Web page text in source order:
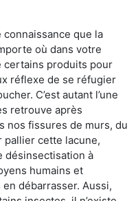
que la
où dans votre
certains produits pour
réflexe de se réfugier
C’est autant l’une
retrouve après
nos fissures de murs, du
pallier cette lacune,
désinsectisation à
humains et
débarrasser. Aussi,